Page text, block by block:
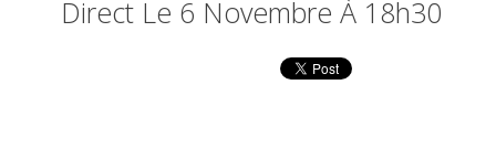
Direct Le 6 Novembre À 18h30